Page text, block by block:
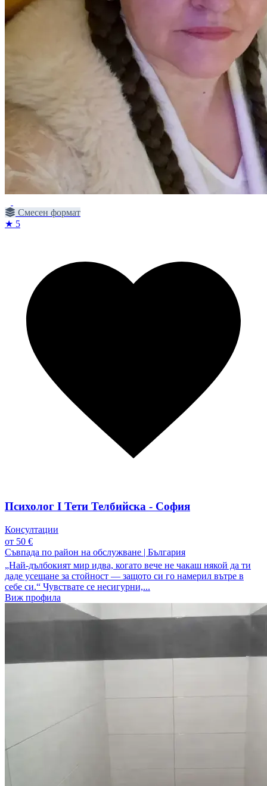
Смесен формат
★ 5
Психолог I Тети Телбийска - София
Консултации
от 50 €
Съвпада по район на обслужване | България
„Най-дълбокият мир идва, когато вече не чакаш някой да ти
даде усещане за стойност — защото си го намерил вътре в
себе си.“ Чувствате се несигурни,...
Виж профила